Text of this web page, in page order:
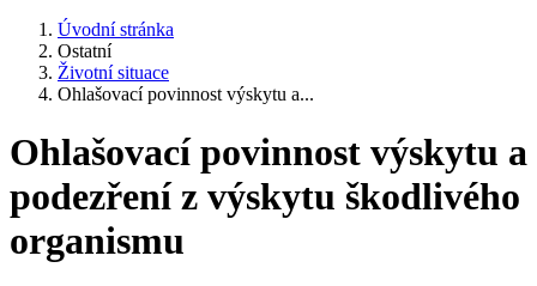
Úvodní stránka
Ostatní
Životní situace
Ohlašovací povinnost výskytu a...
Ohlašovací povinnost výskytu a
podezření z výskytu škodlivého
organismu